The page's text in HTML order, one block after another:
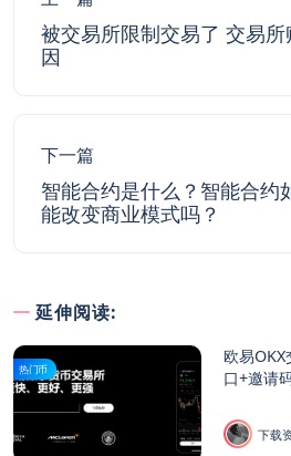
被交易所限制交易了 交易
因
下一篇
智能合约是什么？智能合约
能改变商业模式吗？
延伸阅读:
热门币
欧易OKX
口+邀请
下载